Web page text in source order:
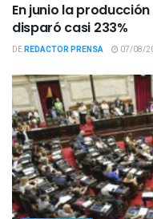
En junio la
disparó casi 233%
DEREDACTOR PRENSA 07/08/